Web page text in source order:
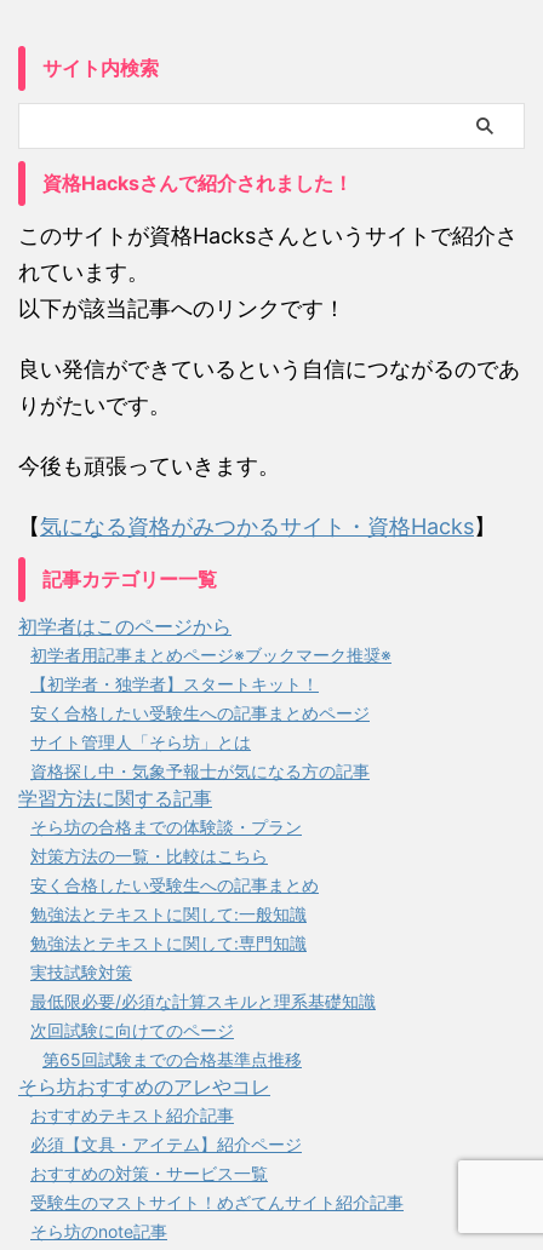
サイト内検索
資格Hacksさんで紹介されました！
このサイトが資格Hacksさんというサイトで紹介さ
れています。
以下が該当記事へのリンクです！
良い発信ができているという自信につながるのであ
りがたいです。
今後も頑張っていきます。
【気になる資格がみつかるサイト・資格Hacks】
記事カテゴリー一覧
初学者はこのページから
初学者用記事まとめページ※ブックマーク推奨※
【初学者・独学者】スタートキット！
安く合格したい受験生への記事まとめページ
サイト管理人「そら坊」とは
資格探し中・気象予報士が気になる方の記事
学習方法に関する記事
そら坊の合格までの体験談・プラン
対策方法の一覧・比較はこちら
安く合格したい受験生への記事まとめ
勉強法とテキストに関して:一般知識
勉強法とテキストに関して:専門知識
実技試験対策
最低限必要/必須な計算スキルと理系基礎知識
次回試験に向けてのページ
第65回試験までの合格基準点推移
そら坊おすすめのアレやコレ
おすすめテキスト紹介記事
必須【文具・アイテム】紹介ページ
おすすめの対策・サービス一覧
受験生のマストサイト！めざてんサイト紹介記事
そら坊のnote記事